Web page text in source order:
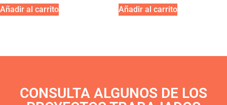
Añadir al carrito Añadir al carrito
CONSULTA ALGUNOS DE LOS